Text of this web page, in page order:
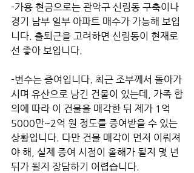
-가용 현금으로는 관악구 신림동 구축이나
경기 남부 일부 아파트 매수가 가능해 보입
니다. 출퇴근을 고려하면 신림동이 현재로
선 좋아 보입니다.
-변수는 증여입니다. 최근 조부께서 돌아가
시며 유산으로 남긴 건물이 있는데, 가족 합
의에 따라 이 건물을 매각한 뒤 제가 1억
5000만~2억 원 정도를 증여받을 수 있는
상황입니다. 다만 건물 매각이 먼저 이뤄져
야 해, 실제 증여 시점이 올해가 될지 몇 년
뒤가 될지 장담하기 어렵습니다.